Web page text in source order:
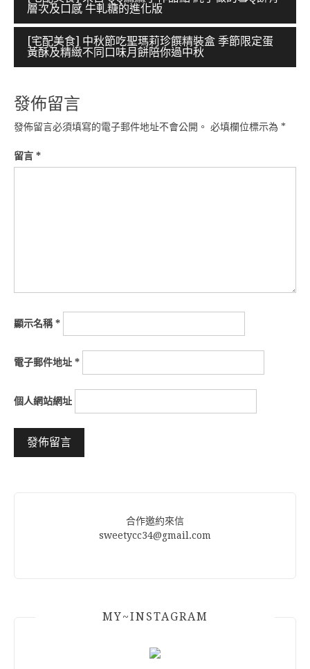
章
導
覽
層次及口感 牛軋糖的進化版
[宅配美食] 中秋節吃聖瑪莉珍饌精裝盒 季節限定蛋
黃酥及精緻不同口味月餅陪你過中秋
發佈留言
發佈留言必須填寫的電子郵件地址不會公開。 必填欄位標示為 *
留言 *
顯示名稱*
電子郵件地址 *
個人網站網址
合作邀約來信
sweetycc34@gmail.com
MY~INSTAGRAM